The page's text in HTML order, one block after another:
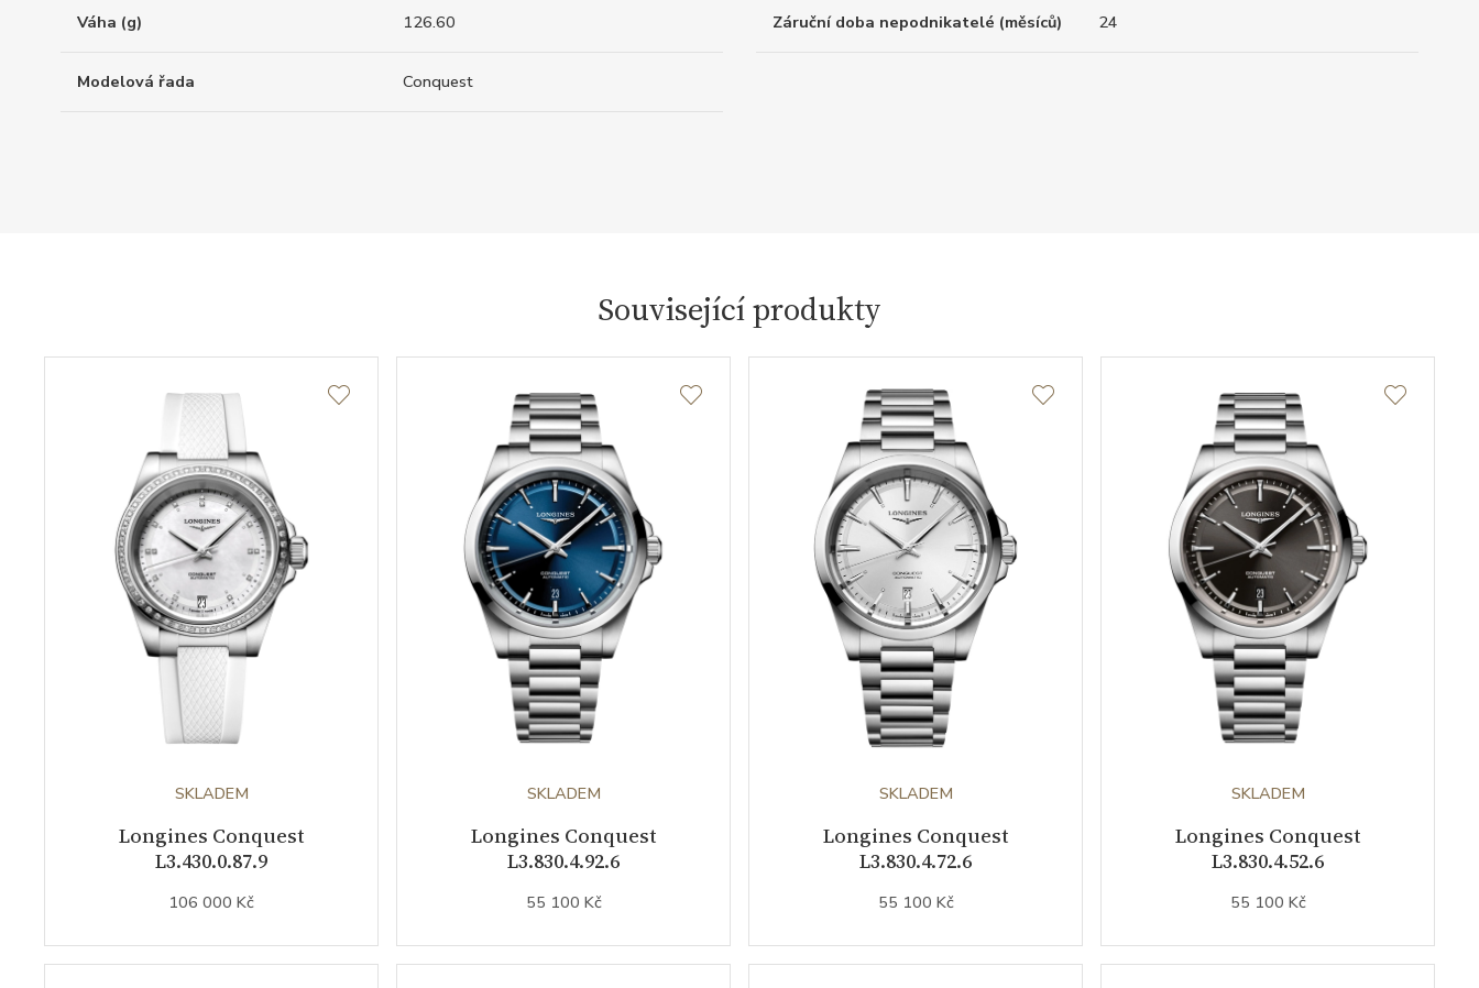
Váha (g) 126.60 Záruční doba nepodnikatelé (měsíců) 24
Modelová řada Conquest
Související produkty
SKLADEM
Longines Conquest
L3.430.0.87.9
106 000 Kč
SKLADEM
Longines Conquest
L3.830.4.92.6
55 100 Kč
SKLADEM
Longines Conquest
L3.830.4.72.6
55 100 Kč
SKLADEM
Longines Conquest
L3.830.4.52.6
55 100 Kč